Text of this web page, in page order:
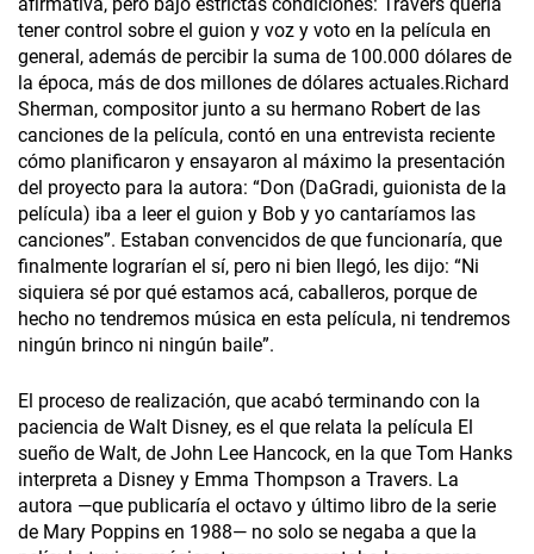
tener control sobre el guion y voz y voto en la película en
general, además de percibir la suma de 100.000 dólares de
la época, más de dos millones de dólares actuales.Richard
Sherman, compositor junto a su hermano Robert de las
canciones de la película, contó en una entrevista reciente
cómo planificaron y ensayaron al máximo la presentación
del proyecto para la autora: “Don (DaGradi, guionista de la
película) iba a leer el guion y Bob y yo cantaríamos las
canciones”. Estaban convencidos de que funcionaría, que
finalmente lograrían el sí, pero ni bien llegó, les dijo: “Ni
siquiera sé por qué estamos acá, caballeros, porque de
hecho no tendremos música en esta película, ni tendremos
ningún brinco ni ningún baile”.
El proceso de realización, que acabó terminando con la
paciencia de Walt Disney, es el que relata la película El
sueño de Walt, de John Lee Hancock, en la que Tom Hanks
interpreta a Disney y Emma Thompson a Travers. La
autora —que publicaría el octavo y último libro de la serie
de Mary Poppins en 1988— no solo se negaba a que la